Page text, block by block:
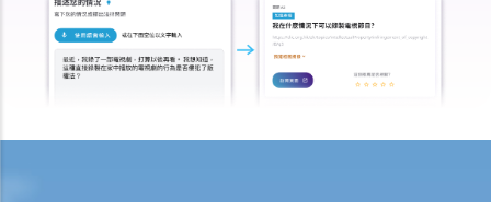
切勿尋求索償代理協助處理申索
逝者家屬
我的家人在意外中身亡。我可否代表死者展開人身傷亡訴訟？在控告犯
損害賠償陳述書